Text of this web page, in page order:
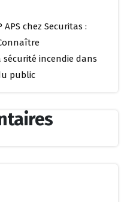
chez Securitas :
sécurité incendie dans
public